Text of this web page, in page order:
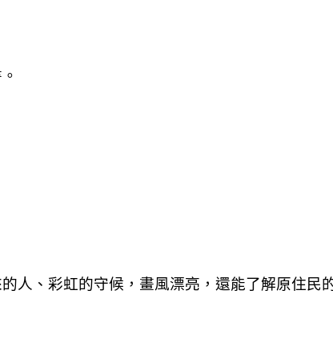
人、彩虹的守候，畫風漂亮，還能了解原住民